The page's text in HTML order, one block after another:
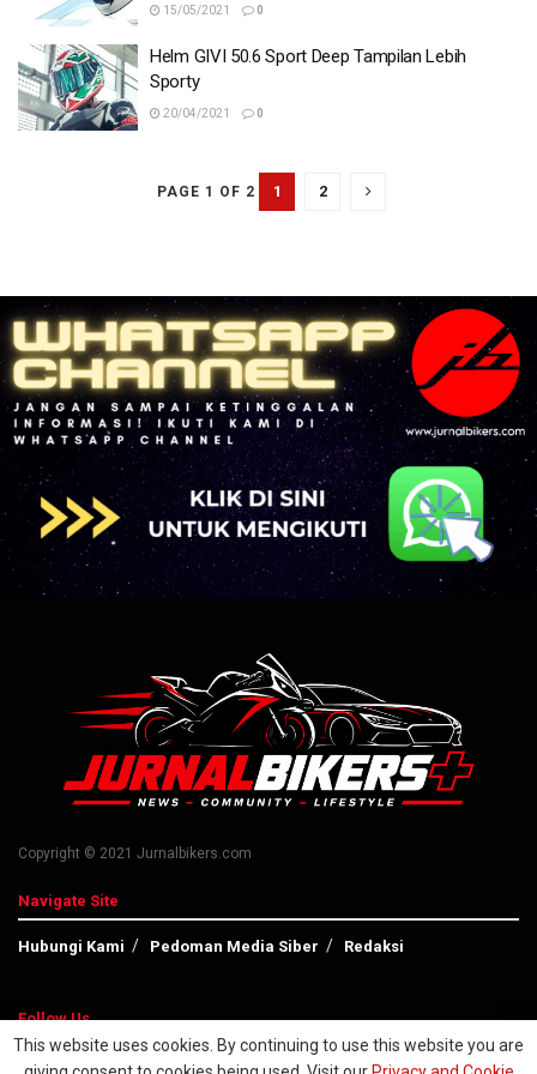
15/05/2021 0
Helm GIVI 50.6 Sport Deep Tampilan Lebih
Sporty
20/04/2021 0
PAGE 1 OF 2 1 2
Copyright © 2021 Jurnalbikers.com
Navigate Site
Hubungi Kami Pedoman Media Siber Redaksi
Follow Us
This website uses cookies. By continuing to use this website you are